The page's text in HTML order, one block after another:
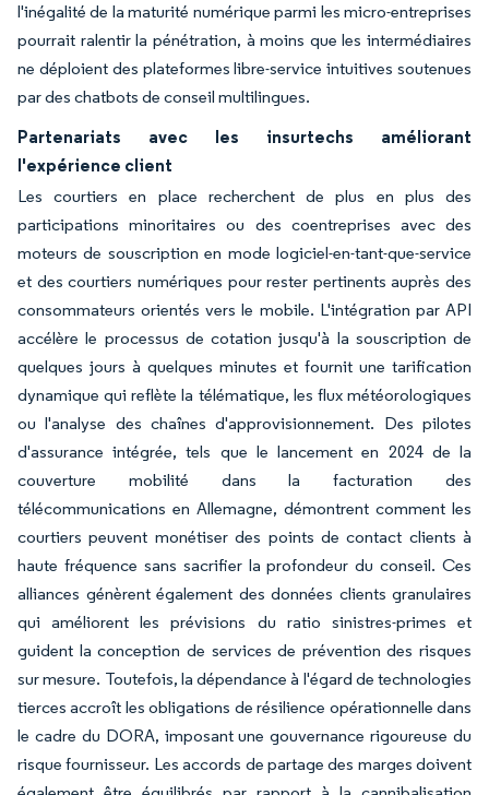
l'inégalité de la maturité numérique parmi les micro-entreprises
pourrait ralentir la pénétration, à moins que les intermédiaires
ne déploient des plateformes libre-service intuitives soutenues
par des chatbots de conseil multilingues.
Partenariats avec les insurtechs améliorant
l'expérience client
Les courtiers en place recherchent de plus en plus des
participations minoritaires ou des coentreprises avec des
moteurs de souscription en mode logiciel-en-tant-que-service
et des courtiers numériques pour rester pertinents auprès des
consommateurs orientés vers le mobile. L'intégration par API
accélère le processus de cotation jusqu'à la souscription de
quelques jours à quelques minutes et fournit une tarification
dynamique qui reflète la télématique, les flux météorologiques
ou l'analyse des chaînes d'approvisionnement. Des pilotes
d'assurance intégrée, tels que le lancement en 2024 de la
couverture mobilité dans la facturation des
télécommunications en Allemagne, démontrent comment les
courtiers peuvent monétiser des points de contact clients à
haute fréquence sans sacrifier la profondeur du conseil. Ces
alliances génèrent également des données clients granulaires
qui améliorent les prévisions du ratio sinistres-primes et
guident la conception de services de prévention des risques
sur mesure. Toutefois, la dépendance à l'égard de technologies
tierces accroît les obligations de résilience opérationnelle dans
le cadre du DORA, imposant une gouvernance rigoureuse du
risque fournisseur. Les accords de partage des marges doivent